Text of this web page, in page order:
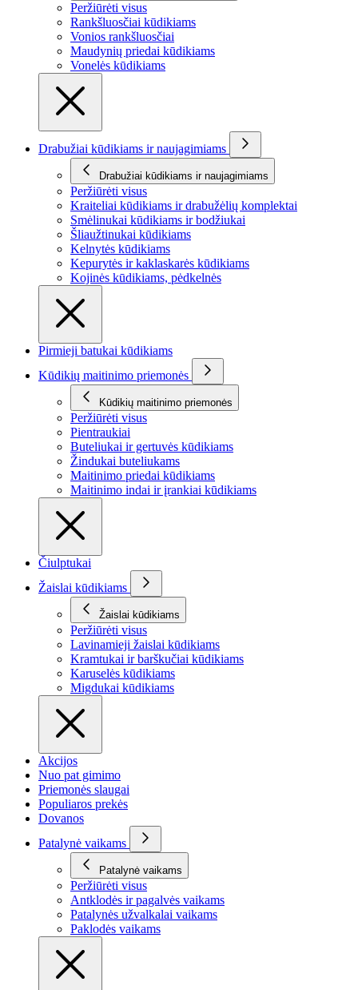
Peržiūrėti visus
Rankšluosčiai kūdikiams
Vonios rankšluosčiai
Maudynių priedai kūdikiams
Vonelės kūdikiams
Drabužiai kūdikiams ir naujagimiams
Drabužiai kūdikiams ir naujagimiams
Peržiūrėti visus
Kraiteliai kūdikiams ir drabužėlių komplektai
Smėlinukai kūdikiams ir bodžiukai
Šliaužtinukai kūdikiams
Kelnytės kūdikiams
Kepurytės ir kaklaskarės kūdikiams
Kojinės kūdikiams, pėdkelnės
Pirmieji batukai kūdikiams
Kūdikių maitinimo priemonės
Kūdikių maitinimo priemonės
Peržiūrėti visus
Pientraukiai
Buteliukai ir gertuvės kūdikiams
Žindukai buteliukams
Maitinimo priedai kūdikiams
Maitinimo indai ir įrankiai kūdikiams
Čiulptukai
Žaislai kūdikiams
Žaislai kūdikiams
Peržiūrėti visus
Lavinamieji žaislai kūdikiams
Kramtukai ir barškučiai kūdikiams
Karuselės kūdikiams
Migdukai kūdikiams
Akcijos
Nuo pat gimimo
Priemonės slaugai
Populiaros prekės
Dovanos
Patalynė vaikams
Patalynė vaikams
Peržiūrėti visus
Antklodės ir pagalvės vaikams
Patalynės užvalkalai vaikams
Paklodės vaikams